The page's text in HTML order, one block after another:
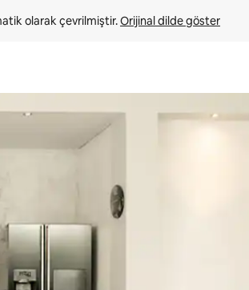
olarak çevrilmiştir. Orijinal dilde göster